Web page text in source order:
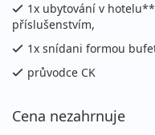
1x ubytování v
příslušenstvím,
1x snídani formou
průvodce CK
Cena nezahrnuje